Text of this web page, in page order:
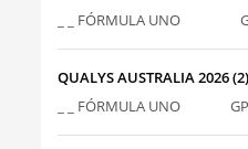
_ _ FÓRMULA UNO GP
QUALYS AUSTRALIA 2026 (2)
_ _ FÓRMULA UNO GP